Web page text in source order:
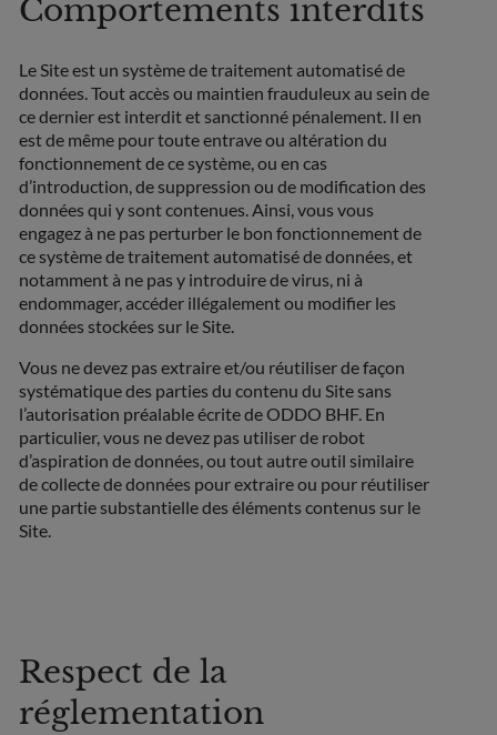
Comportements interdits
Le Site est un système de traitement automatisé de
données. Tout accès ou maintien frauduleux au sein de
ce dernier est interdit et sanctionné pénalement. Il en
est de même pour toute entrave ou altération du
fonctionnement de ce système, ou en cas
d’introduction, de suppression ou de modification des
données qui y sont contenues. Ainsi, vous vous
engagez à ne pas perturber le bon fonctionnement de
ce système de traitement automatisé de données, et
notamment à ne pas y introduire de virus, ni à
endommager, accéder illégalement ou modifier les
données stockées sur le Site.
Vous ne devez pas extraire et/ou réutiliser de façon
systématique des parties du contenu du Site sans
l’autorisation préalable écrite de ODDO BHF. En
particulier, vous ne devez pas utiliser de robot
d’aspiration de données, ou tout autre outil similaire
de collecte de données pour extraire ou pour réutiliser
une partie substantielle des éléments contenus sur le
Site.
Respect de la
réglementation